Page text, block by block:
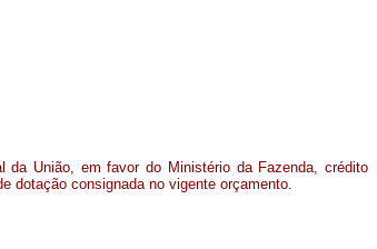
União, em favor do Ministério da Fazenda, crédito
dotação consignada no vigente orçamento.